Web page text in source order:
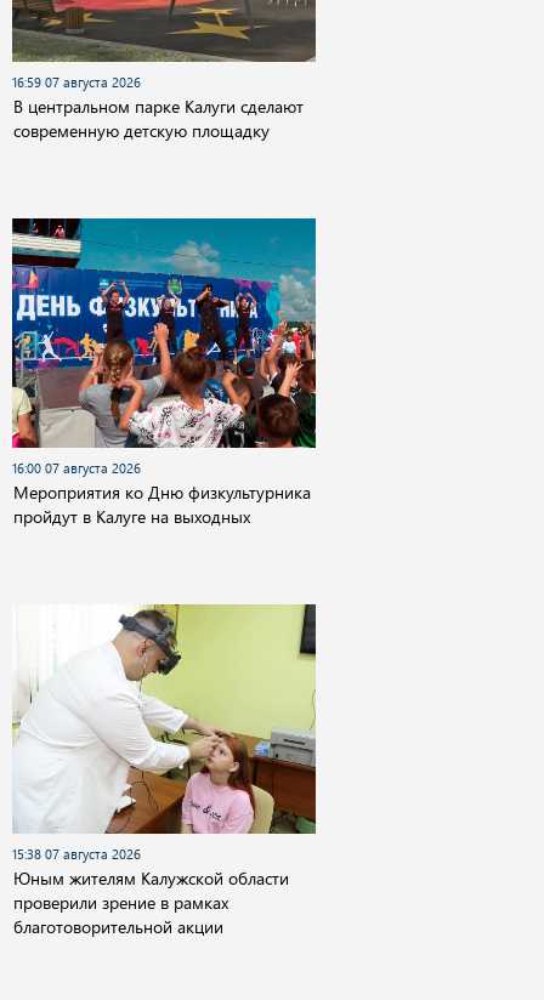
16:59 07 августа 2026
В центральном парке Калуги сделают
современную детскую площадку
16:00 07 августа 2026
Мероприятия ко Дню физкультурника
пройдут в Калуге на выходных
15:38 07 августа 2026
Юным жителям Калужской области
проверили зрение в рамках
благотоворительной акции